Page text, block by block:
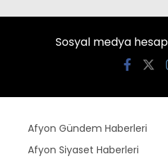
Sosyal medya
Afyon Gündem Haberleri
Afyon Siyaset Haberleri